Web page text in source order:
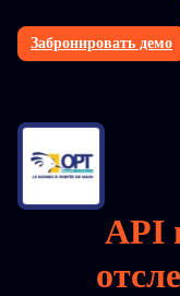
Забронировать демо
RU
API